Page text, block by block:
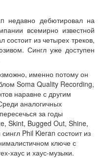
недавно дебютировал на
всемирно известной
из четырех треков,
Сингл уже доступен
именно потому он
Soma Quality Recording,
наравне с другим
аналогичных
за годы
Skint, Bugged Out, Shine,
Phil Kieran состоит из
ключе с
хаус и хаус-музыки.